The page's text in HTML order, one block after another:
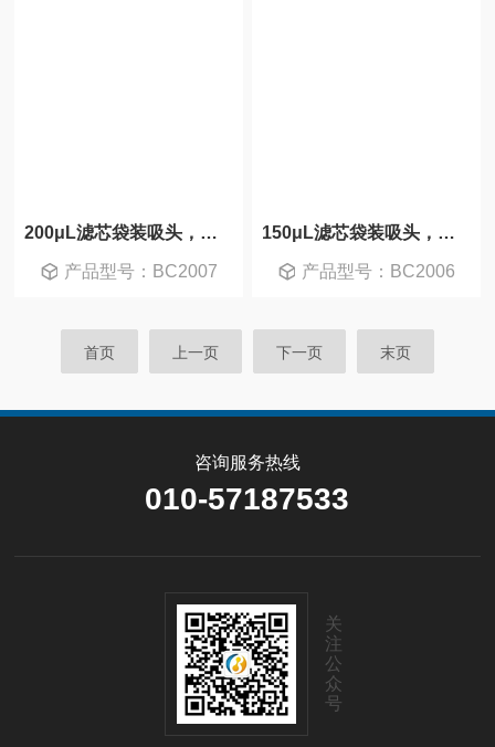
200μL滤芯袋装吸头，无色
产品型号：BC2007
150μL滤芯袋装吸头，黄色
产品型号：BC2006
首页 上一页 下一页 末页
咨询服务热线
010-57187533
关
注
公
众
号